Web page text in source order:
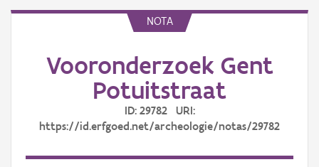
Aanmelden
NOTA
Vooronderzoek Gent
Potuitstraat
ID: 29782 URI:
https://id.erfgoed.net/archeologie/notas/29782